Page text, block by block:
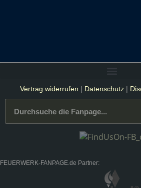
Vertrag widerrufen | Datenschutz|
FEUERWERK-FANPAGE.de Partner: